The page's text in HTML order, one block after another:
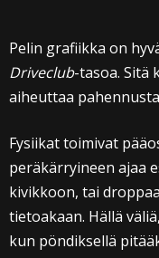
Pelin grafiikka on
Driveclub-tasoa. Sitä
aiheuttaa
Fysiikat toimivat
peräkärryineen ajaa
kivikkoon, tai
tietoakaan. Hällä
kun pöndiksellä